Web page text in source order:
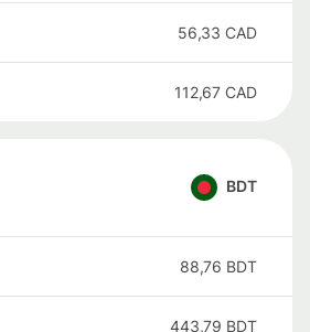
56,33 CAD
112,67 CAD
BDT
88,76 BDT
443,79 BDT